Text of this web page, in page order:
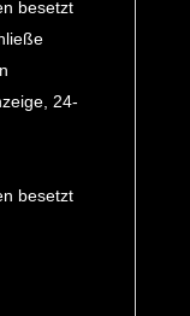
besetzt
24-
besetzt